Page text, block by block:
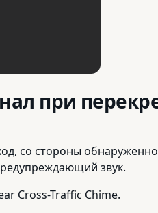
при
со стороны
звук.
Cross-Traffic Chime.